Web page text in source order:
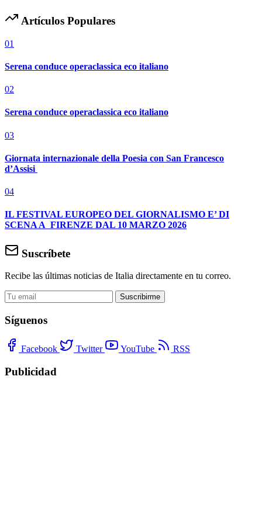
Artículos Populares
01
Serena conduce operaclassica eco italiano
02
Serena conduce operaclassica eco italiano
03
Giornata internazionale della Poesia con San Francesco
d’Assisi
04
IL FESTIVAL EUROPEO DEL GIORNALISMO E’ DI
SCENA A FIRENZE DAL 10 MARZO 2026
Suscríbete
Recibe las últimas noticias de Italia directamente en tu correo.
Suscribirme
Síguenos
Facebook Twitter YouTube RSS
Publicidad